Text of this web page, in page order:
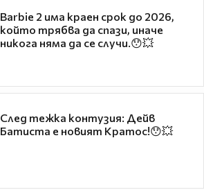
Barbie 2 има краен срок до 2026,
който трябва да спази, иначе
никога няма да се случи.😯💥
След тежка контузия: Дейв
Батиста е новият Кратос!😯💥